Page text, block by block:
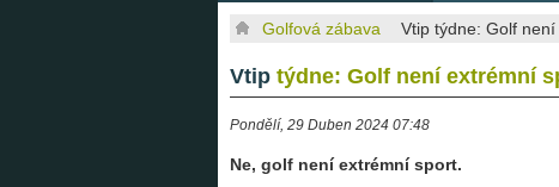
Golfová zábava Vtip týdne: Golf
Vtip týdne: Golf není extrémní
Pondělí, 29 Duben 2024 07:48
Ne, golf není extrémní sport.